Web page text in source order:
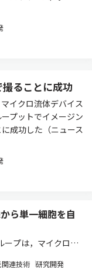
ることに成功
イクロ流体デバイス
プットでイメージン
成功した（ニュース
ら単一細胞を自
ープは，マイクロウ
用して，AIを用い
関連技術 研究開発